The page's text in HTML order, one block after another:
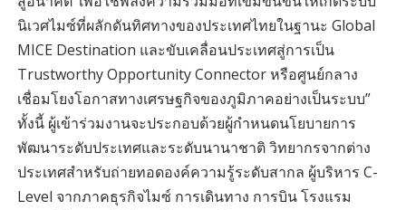
นิเวศไมซ์ที่ผลักดันทิศทางของประเทศไทยในฐานะ Global
MICE Destination และขับเคลื่อนประเทศสู่การเป็น
Trustworthy Opportunity Connector หรือศูนย์กลาง
เชื่อมโยงโอกาสทางเศรษฐกิจของภูมิภาคอย่างเป็นระบบ”
ทั้งนี้ ผู้เข้าร่วมงานจะประกอบด้วยผู้กำหนดนโยบายการ
พัฒนาระดับประเทศและระดับนานาชาติ วิทยากรจากต่าง
ประเทศสำหรับถ่ายทอดองค์ความรู้ระดับสากล ผู้บริหาร C-
Level จากภาคธุรกิจไมซ์ การเดินทาง การบิน โรงแรม